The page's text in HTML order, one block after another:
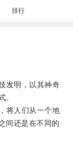
排行
发明，以其神奇
。
将人们从一个地
间还是在不同的